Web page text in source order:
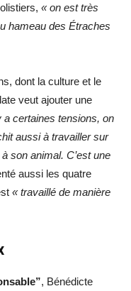
« on est très
hameau des Étraches
dont la culture et le
veut ajouter une
a certaines tensions, on
aussi à travailler sur
son animal. C’est une
aussi les quatre
« travaillé de manière
, Bénédicte